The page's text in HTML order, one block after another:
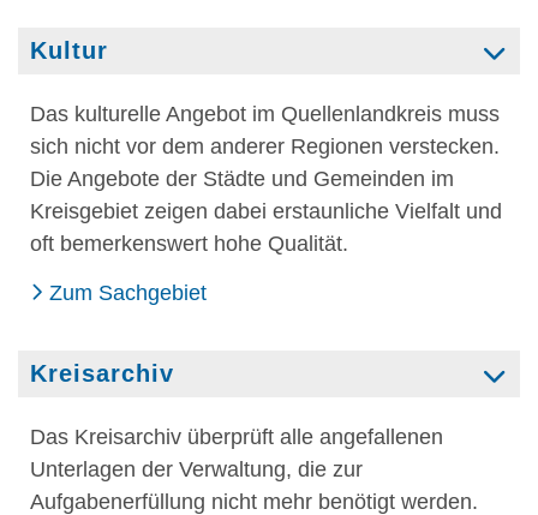
Kultur
Das kulturelle Angebot im Quellenlandkreis muss
sich nicht vor dem anderer Regionen verstecken.
Die Angebote der Städte und Gemeinden im
Kreisgebiet zeigen dabei erstaunliche Vielfalt und
oft bemerkenswert hohe Qualität.
Zum Sachgebiet
Kreisarchiv
Das Kreisarchiv überprüft alle angefallenen
Unterlagen der Verwaltung, die zur
Aufgabenerfüllung nicht mehr benötigt werden.